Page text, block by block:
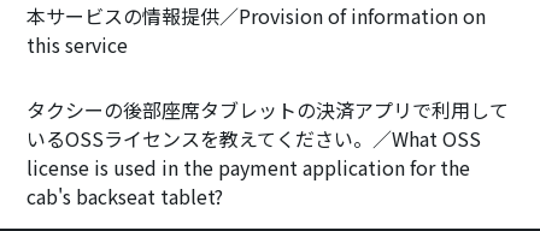
本サービスの情報提供／Provision of information on
this service
タクシーの後部座席タブレットの決済アプリで利用して
いるOSSライセンスを教えてください。／What OSS
license is used in the payment application for the
cab's backseat tablet?